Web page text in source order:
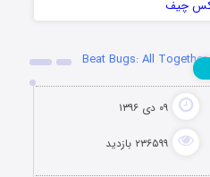
۰۹ دی ۱۳۹۶
۲۳۶۵۹۹ بازدید